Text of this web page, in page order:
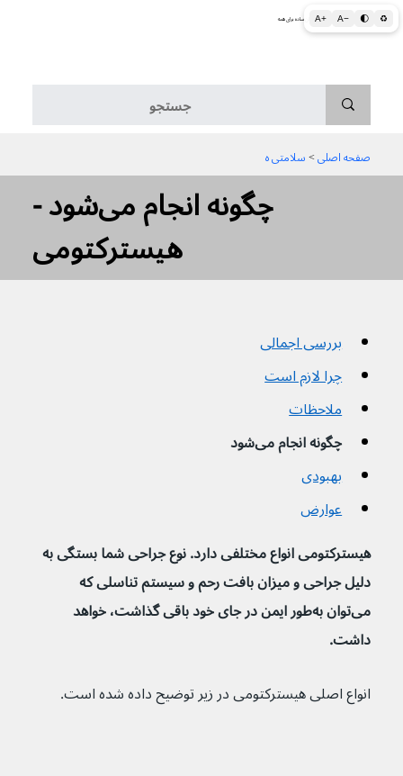
A+ A− 🌓 ♻ اطلاعات پزشکی و بهداشتی به زبان ساده برای همه
صفحه اصلی > سلامتی ه
چگونه انجام می‌شود -
هیسترکتومی
بررسی اجمالی
چرا لازم است
ملاحظات
چگونه انجام می‌شود
بهبودی
عوارض
هیسترکتومی انواع مختلفی دارد. نوع جراحی شما بستگی به
دلیل جراحی و میزان بافت رحم و سیستم تناسلی که
می‌توان به‌طور ایمن در جای خود باقی گذاشت، خواهد
داشت.
انواع اصلی هیسترکتومی در زیر توضیح داده شده است.